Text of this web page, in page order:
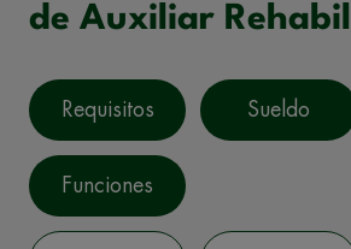
de Auxiliar
Requisitos Sueldo
Funciones